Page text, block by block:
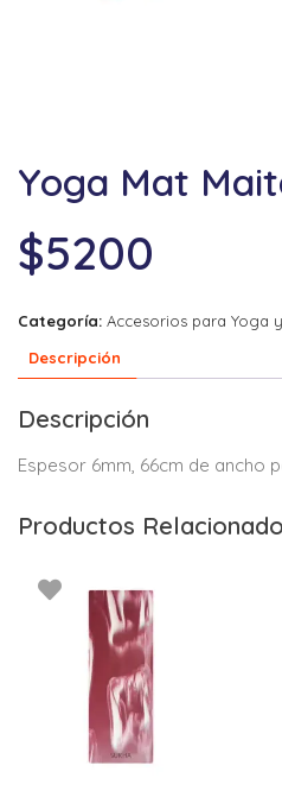
Yoga Mat
$5200
Categoría: Accesorios para Yoga
Descripción
Descripción
Espesor 6mm, 66cm de ancho
Productos